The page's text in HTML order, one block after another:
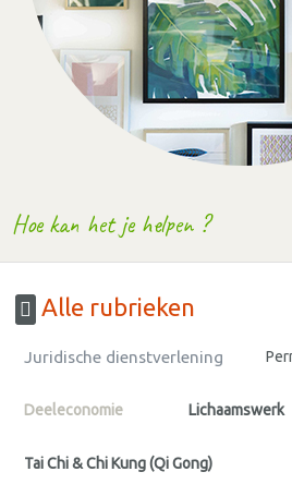
Hoe kan het je helpen ?
Alle rubrieken
Juridische dienstverlening
Deeleconomie Lichaamswerk
Tai Chi & Chi Kung (Qi Gong)